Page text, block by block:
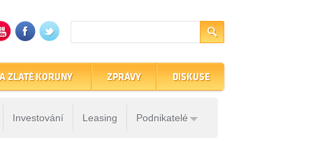
Investování Leasing Podnikatelé
ZLATÉ KORUNY ZPRÁVY DISKUSE